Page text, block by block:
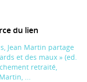
du lien
Jean Martin partage
et des maux » (ed.
retraité,
...